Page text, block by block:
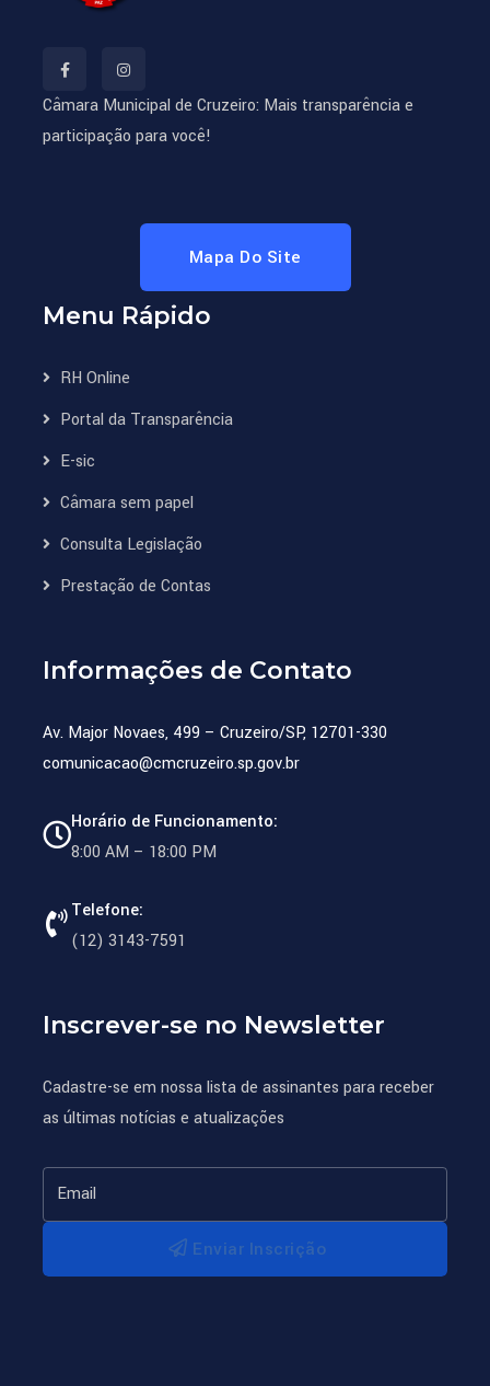
Câmara Municipal de Cruzeiro: Mais transparência e
participação para você!
Mapa Do Site
Menu Rápido
RH Online
Portal da Transparência
E-sic
Câmara sem papel
Consulta Legislação
Prestação de Contas
Informações de Contato
Av. Major Novaes, 499 – Cruzeiro/SP, 12701-330
comunicacao@cmcruzeiro.sp.gov.br
Horário de Funcionamento:
8:00 AM – 18:00 PM
Telefone:
(12) 3143-7591
Inscrever-se no Newsletter
Cadastre-se em nossa lista de assinantes para receber
as últimas notícias e atualizações
Enviar Inscrição